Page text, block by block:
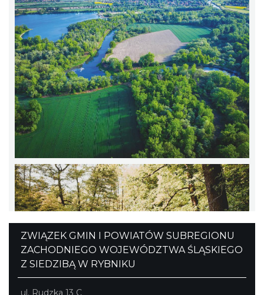
ZWIĄZEK GMIN I POWIATÓW SUBREGIONU
ZACHODNIEGO WOJEWÓDZTWA ŚLĄSKIEGO
Z SIEDZIBĄ W RYBNIKU
ul. Rudzka 13 C